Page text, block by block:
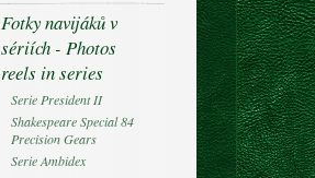
Fotky navijáků v
sériích - Photos
reels in series
Serie President II
Shakespeare Special 84
Precision Gears
Serie Ambidex